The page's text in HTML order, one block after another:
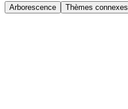
Arborescence Thèmes connexes